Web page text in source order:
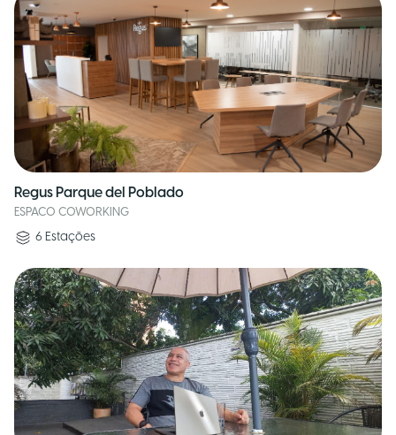
Regus Parque del Poblado
ESPACO COWORKING
6 Estações